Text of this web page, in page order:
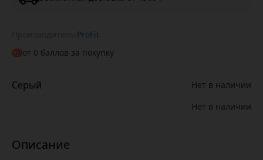
ProFit
от 0 баллов за покупку
Серый
Нет в наличии
Нет в наличии